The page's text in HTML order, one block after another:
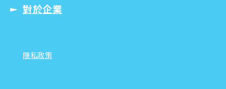
對於企業
隱私政策